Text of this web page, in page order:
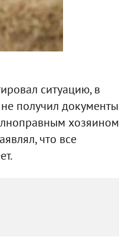
ситуацию, в
получил документы
хозяином
что все